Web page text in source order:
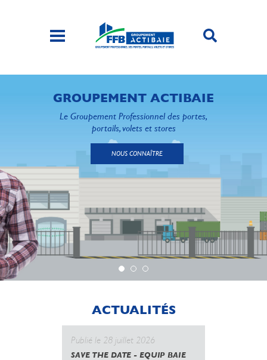
GROUPEMENT ACTIBAIE
Le Groupement Professionnel des portes,
portails, volets et stores
NOUS CONNAÎTRE
ACTUALITÉS
Publié le 28 juillet 2026
SAVE THE DATE - EQUIP BAIE